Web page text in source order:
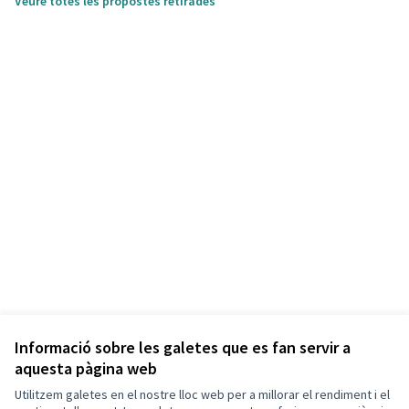
Informació sobre les galetes que es fan servir a
aquesta pàgina web
Utilitzem galetes en el nostre lloc web per a millorar el rendiment i el